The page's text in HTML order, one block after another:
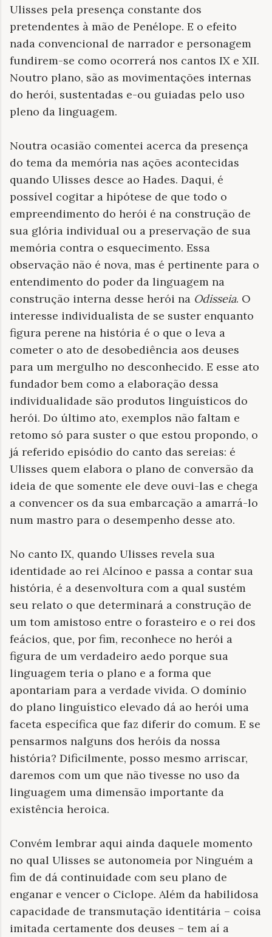
Ulisses pela presença constante dos
pretendentes à mão de Penélope. E o efeito
nada convencional de narrador e personagem
fundirem-se como ocorrerá nos cantos IX e XII.
Noutro plano, são as movimentações internas
do herói, sustentadas e-ou guiadas pelo uso
pleno da linguagem.
Noutra ocasião comentei acerca da presença
do tema da memória nas ações acontecidas
quando Ulisses desce ao Hades. Daqui, é
possível cogitar a hipótese de que todo o
empreendimento do herói é na construção de
sua glória individual ou a preservação de sua
memória contra o esquecimento. Essa
observação não é nova, mas é pertinente para o
entendimento do poder da linguagem na
construção interna desse herói na Odisseia. O
interesse individualista de se suster enquanto
figura perene na história é o que o leva a
cometer o ato de desobediência aos deuses
para um mergulho no desconhecido. E esse ato
fundador bem como a elaboração dessa
individualidade são produtos linguísticos do
herói. Do último ato, exemplos não faltam e
retomo só para suster o que estou propondo, o
já referido episódio do canto das sereias: é
Ulisses quem elabora o plano de conversão da
ideia de que somente ele deve ouvi-las e chega
a convencer os da sua embarcação a amarrá-lo
num mastro para o desempenho desse ato.
No canto IX, quando Ulisses revela sua
identidade ao rei Alcínoo e passa a contar sua
história, é a desenvoltura com a qual sustém
seu relato o que determinará a construção de
um tom amistoso entre o forasteiro e o rei dos
feácios, que, por fim, reconhece no herói a
figura de um verdadeiro aedo porque sua
linguagem teria o plano e a forma que
apontariam para a verdade vivida. O domínio
do plano linguístico elevado dá ao herói uma
faceta específica que faz diferir do comum. E se
pensarmos nalguns dos heróis da nossa
história? Dificilmente, posso mesmo arriscar,
daremos com um que não tivesse no uso da
linguagem uma dimensão importante da
existência heroica.
Convém lembrar aqui ainda daquele momento
no qual Ulisses se autonomeia por Ninguém a
fim de dá continuidade com seu plano de
enganar e vencer o Ciclope. Além da habilidosa
capacidade de transmutação identitária – coisa
imitada certamente dos deuses – tem aí a